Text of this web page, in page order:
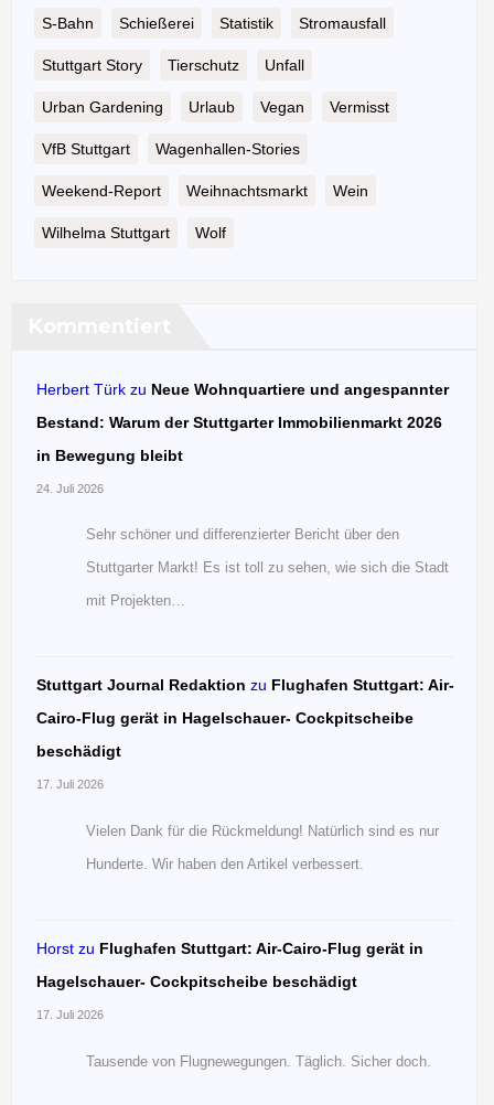
S-Bahn Schießerei Statistik Stromausfall
Stuttgart Story Tierschutz Unfall
Urban Gardening Urlaub Vegan Vermisst
VfB Stuttgart Wagenhallen-Stories
Weekend-Report Weihnachtsmarkt Wein
Wilhelma Stuttgart Wolf
Herbert Türk zu Neue Wohnquartiere und angespannter
Bestand: Warum der Stuttgarter Immobilienmarkt 2026
in Bewegung bleibt
24. Juli 2026
Sehr schöner und differenzierter Bericht über den
Stuttgarter Markt! Es ist toll zu sehen, wie sich die Stadt
mit Projekten…
Stuttgart Journal Redaktion zu Flughafen Stuttgart: Air-
Cairo-Flug gerät in Hagelschauer- Cockpitscheibe
beschädigt
17. Juli 2026
Vielen Dank für die Rückmeldung! Natürlich sind es nur
Hunderte. Wir haben den Artikel verbessert.
Horst zu Flughafen Stuttgart: Air-Cairo-Flug gerät in
Hagelschauer- Cockpitscheibe beschädigt
17. Juli 2026
Tausende von Flugnewegungen. Täglich. Sicher doch.